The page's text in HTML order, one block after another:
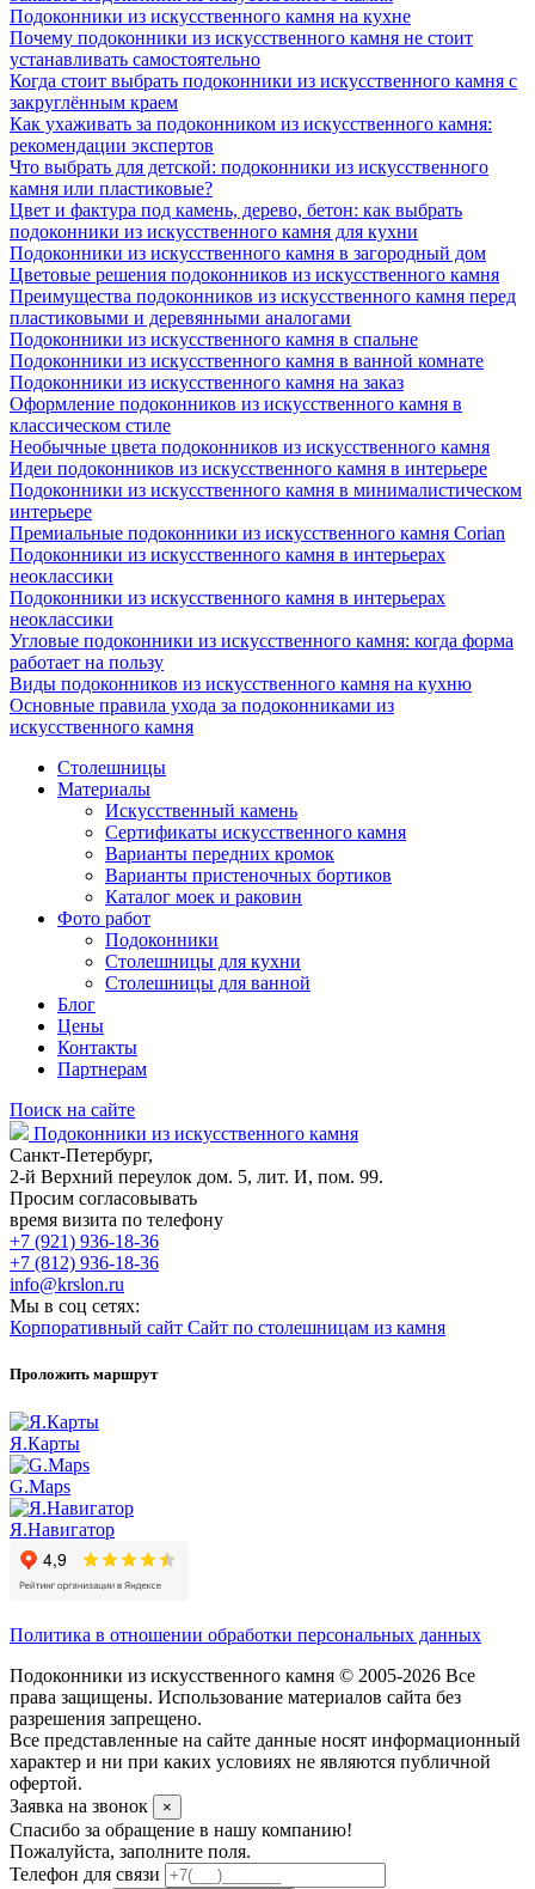
Подоконники из искусственного камня на кухне
Почему подоконники из искусственного камня не стоит
устанавливать самостоятельно
Когда стоит выбрать подоконники из искусственного камня с
закруглённым краем
Как ухаживать за подоконником из искусственного камня:
рекомендации экспертов
Что выбрать для детской: подоконники из искусственного
камня или пластиковые?
Цвет и фактура под камень, дерево, бетон: как выбрать
подоконники из искусственного камня для кухни
Подоконники из искусственного камня в загородный дом
Цветовые решения подоконников из искусственного камня
Преимущества подоконников из искусственного камня перед
пластиковыми и деревянными аналогами
Подоконники из искусственного камня в спальне
Подоконники из искусственного камня в ванной комнате
Подоконники из искусственного камня на заказ
Оформление подоконников из искусственного камня в
классическом стиле
Необычные цвета подоконников из искусственного камня
Идеи подоконников из искусственного камня в интерьере
Подоконники из искусственного камня в минималистическом
интерьере
Премиальные подоконники из искусственного камня Corian
Подоконники из искусственного камня в интерьерах
неоклассики
Подоконники из искусственного камня в интерьерах
неоклассики
Угловые подоконники из искусственного камня: когда форма
работает на пользу
Виды подоконников из искусственного камня на кухню
Основные правила ухода за подоконниками из
искусственного камня
Столешницы
Материалы
Искусственный камень
Сертификаты искусственного камня
Варианты передних кромок
Варианты пристеночных бортиков
Каталог моек и раковин
Фото работ
Подоконники
Столешницы для кухни
Столешницы для ванной
Блог
Цены
Контакты
Партнерам
Поиск на сайте
Подоконники из искусственного камня
Санкт-Петербург,
2-й Верхний переулок дом. 5, лит. И, пом. 99.
Просим согласовывать
время визита по телефону
+7 (921) 936-18-36
+7 (812) 936-18-36
info@krslon.ru
Мы в соц сетях:
Корпоративный сайт Сайт по столешницам из камня
Проложить маршрут
Я.Карты
G.Maps
Я.Навигатор
Политика в отношении обработки персональных данных
Подоконники из искусственного камня © 2005-2026 Все
права защищены. Использование материалов сайта без
разрешения запрещено.
Все представленные на сайте данные носят информационный
характер и ни при каких условиях не являются публичной
офертой.
Заявка на звонок
×
Спасибо за обращение в нашу компанию!
Пожалуйста, заполните поля.
Телефон для связи